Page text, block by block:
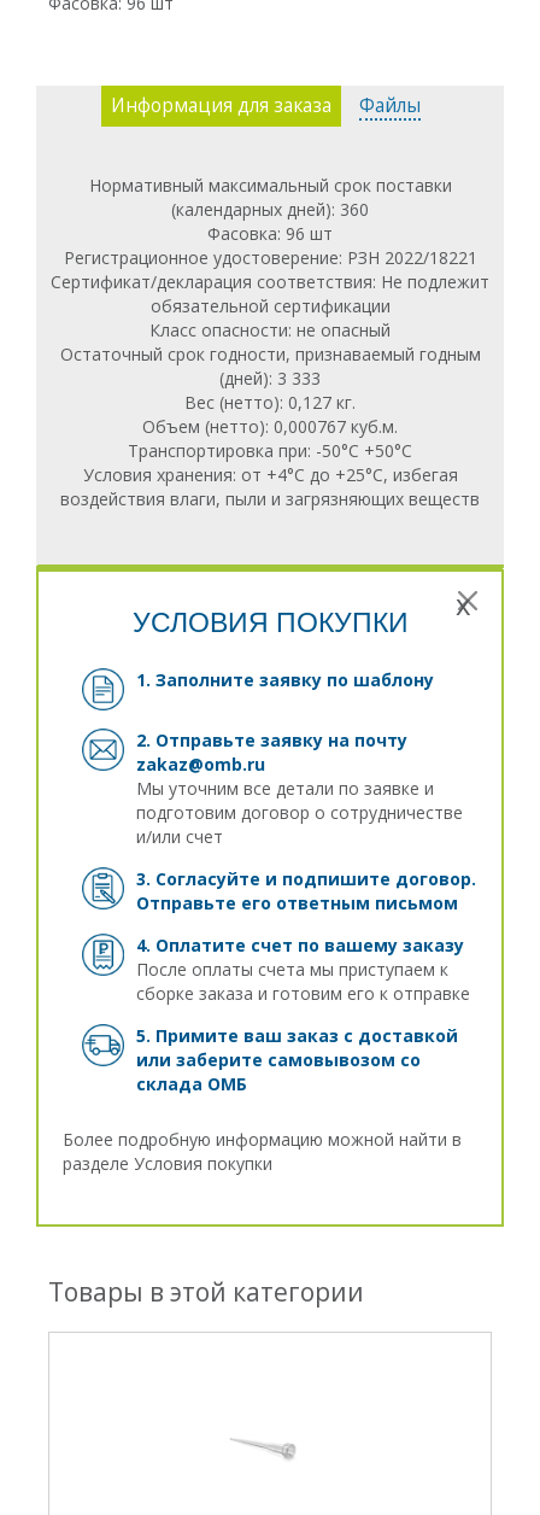
Информация для заказа Файлы
Нормативный максимальный срок поставки
(календарных дней): 360
Фасовка: 96 шт
Регистрационное удостоверение: РЗН 2022/18221
Сертификат/декларация соответствия: Не подлежит
обязательной сертификации
Класс опасности: не опасный
Остаточный срок годности, признаваемый годным
(дней): 3 333
Вес (нетто): 0,127 кг.
Объем (нетто): 0,000767 куб.м.
Транспортировка при: -50°С +50°С
Условия хранения: от +4°С до +25°С, избегая
воздействия влаги, пыли и загрязняющих веществ
x
УСЛОВИЯ ПОКУПКИ
1. Заполните заявку по шаблону
2. Отправьте заявку на почту
zakaz@omb.ru
Мы уточним все детали по заявке и
подготовим договор о сотрудничестве
и/или счет
3. Согласуйте и подпишите договор.
Отправьте его ответным письмом
4. Оплатите счет по вашему заказу
После оплаты счета мы приступаем к
сборке заказа и готовим его к отправке
5. Примите ваш заказ с доставкой
или заберите самовывозом со
склада ОМБ
Более подробную информацию можной найти в
разделе Условия покупки
Товары в этой категории